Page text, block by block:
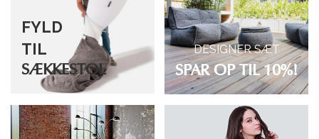
FYLD
TIL
SÆKKESTOL
DESIGNER SÆT
SPAR OP TIL 10%!